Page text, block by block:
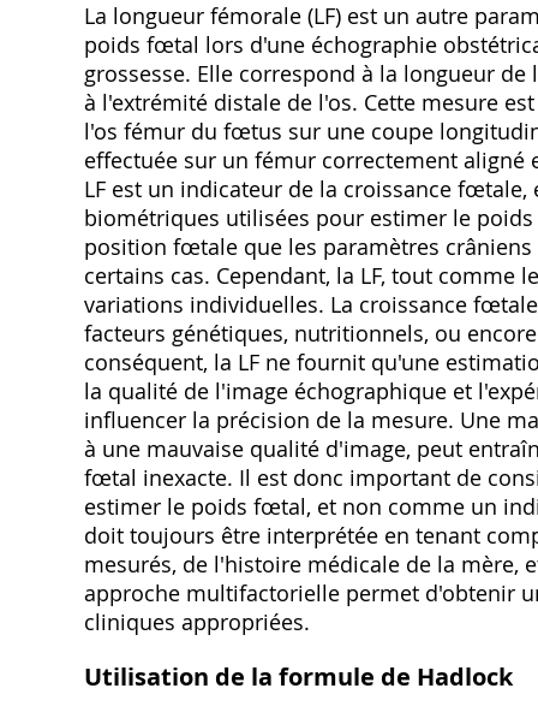
La longueur fémorale (LF) est un autre
poids fœtal lors d'une échographie
grossesse. Elle correspond à la longueur
à l'extrémité distale de l'os. Cette mesure
l'os fémur du fœtus sur une coupe
effectuée sur un fémur correctement
LF est un indicateur de la croissance
biométriques utilisées pour estimer le
position fœtale que les paramètres crâniens
certains cas. Cependant, la LF, tout comme
variations individuelles. La croissance
facteurs génétiques, nutritionnels, ou
conséquent, la LF ne fournit qu'une
la qualité de l'image échographique et
influencer la précision de la mesure. Une
à une mauvaise qualité d'image, peut
fœtal inexacte. Il est donc important de
estimer le poids fœtal, et non comme un
doit toujours être interprétée en tenant
mesurés, de l'histoire médicale de la mère,
approche multifactorielle permet d'obtenir
cliniques appropriées.
Utilisation de la formule de Hadlock